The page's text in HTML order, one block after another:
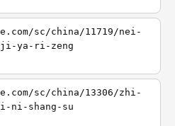
sc/china/11719/nei-
ya-ri-zeng
sc/china/13306/zhi-
ni-shang-su